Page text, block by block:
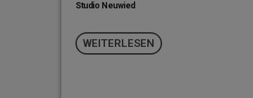
Studio Neuwied
WEITERLESEN